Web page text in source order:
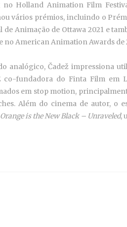
Holland Animation Film
vários prémios, incluindo o
Animação de Ottawa 2021 e
American Animation Awards de
analógico, Čadež impressiona
co-fundadora do Finta Film em
em stop motion,
Além do cinema de autor, o
Orange is the New Black – Unraveled,